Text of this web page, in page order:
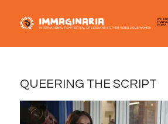
QUEERING THE SCRIPT